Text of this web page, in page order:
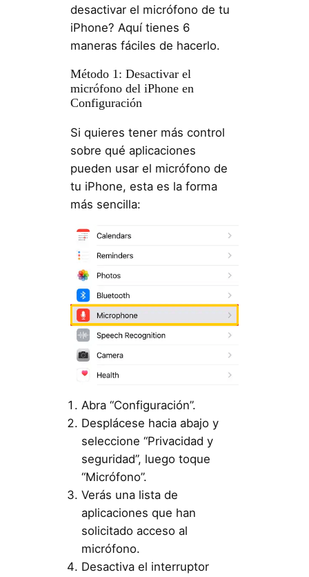
desactivar el micrófono de tu
iPhone? Aquí tienes 6
maneras fáciles de hacerlo.
Método 1: Desactivar el
micrófono del iPhone en
Configuración
Si quieres tener más control
sobre qué aplicaciones
pueden usar el micrófono de
tu iPhone, esta es la forma
más sencilla:
Abra “Configuración”.
Desplácese hacia abajo y
seleccione “Privacidad y
seguridad”, luego toque
“Micrófono”.
Verás una lista de
aplicaciones que han
solicitado acceso al
micrófono.
Desactiva el interruptor